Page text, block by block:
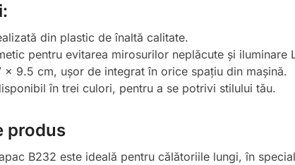
din plastic de înaltă calitate.
pentru evitarea mirosurilor neplăcute și iluminare
x 9.5 cm, ușor de integrat în orice spațiu din mașină.
în trei culori, pentru a se potrivi stilului tău.
produs
B232 este ideală pentru călătoriile lungi, în